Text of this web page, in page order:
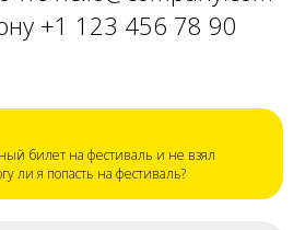
+1 123 456 78 90
билет на фестиваль и не взял
ли я попасть на фестиваль?